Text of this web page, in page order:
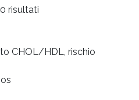
risultati
CHOL/HDL, rischio